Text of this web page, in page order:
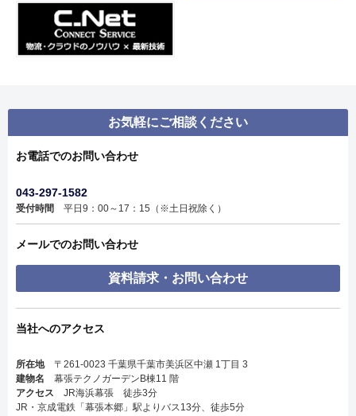
お気軽にご相談ください
お電話でのお問い合わせ
043-297-1582
受付時間 平日9：00～17：15（※土日祝除く）
メールでのお問い合わせ
資料請求・お問い合わせ
当社へのアクセス
所在地〒261-0023 千葉県千葉市美浜区中瀬 1丁目 3
建物名 幕張テクノガーデンB棟11 階
アクセス JR海浜幕張 徒歩3分
JR・京成電鉄「幕張本郷」駅よりバス13分、徒歩5分